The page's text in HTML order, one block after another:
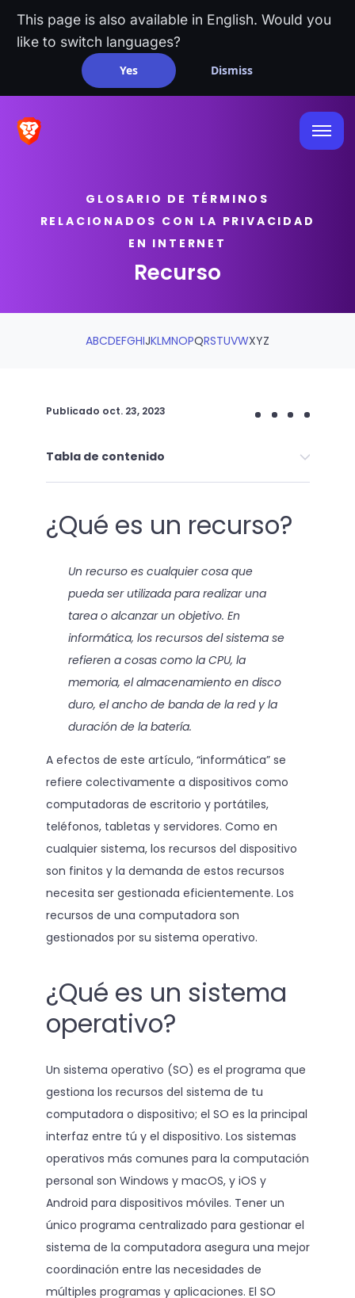
This page is also available in English. Would you
like to switch languages?
Yes Dismiss
GLOSARIO DE TÉRMINOS
RELACIONADOS CON LA PRIVACIDAD
EN INTERNET
Recurso
ABCDEFGHIJKLMNOPQRSTUVWXYZ
Publicado oct. 23, 2023
Tabla de contenido
¿Qué es un recurso?
Un recurso es cualquier cosa que
pueda ser utilizada para realizar una
tarea o alcanzar un objetivo. En
informática, los recursos del sistema se
refieren a cosas como la CPU, la
memoria, el almacenamiento en disco
duro, el ancho de banda de la red y la
duración de la batería.
A efectos de este artículo, “informática” se
refiere colectivamente a dispositivos como
computadoras de escritorio y portátiles,
teléfonos, tabletas y servidores. Como en
cualquier sistema, los recursos del dispositivo
son finitos y la demanda de estos recursos
necesita ser gestionada eficientemente. Los
recursos de una computadora son
gestionados por su sistema operativo.
¿Qué es un sistema
operativo?
Un sistema operativo (SO) es el programa que
gestiona los recursos del sistema de tu
computadora o dispositivo; el SO es la principal
interfaz entre tú y el dispositivo. Los sistemas
operativos más comunes para la computación
personal son Windows y macOS, y iOS y
Android para dispositivos móviles. Tener un
único programa centralizado para gestionar el
sistema de la computadora asegura una mejor
coordinación entre las necesidades de
múltiples programas y aplicaciones. El SO